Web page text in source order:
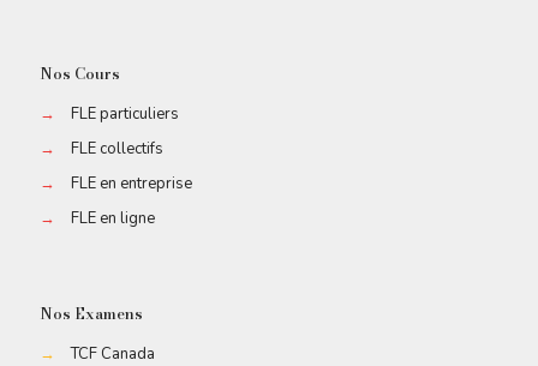
Nos Cours
→
FLE particuliers
→
FLE collectifs
→
FLE en entreprise
→
FLE en ligne
Nos Examens
→
TCF Canada